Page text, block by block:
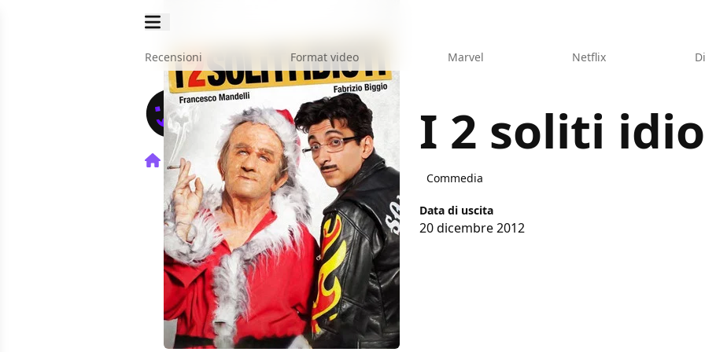
Recensioni Format video Marvel Netflix
Home Film I 2 Soliti Idioti I 2 soliti
Commedia
Data di uscita
20 dicembre 2012